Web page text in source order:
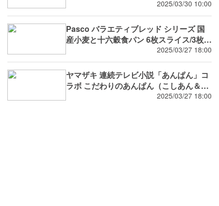
2025/03/30 10:00
Pasco バラエティブレッド シリーズ 国
産小麦と十六穀食パン 6枚スライス/3枚入
2025/03/27 18:00
ヤマザキ 連続テレビ小説「あんぱん」コ
ラボ こだわりのあんぱん（こしあん＆粒
あん）ぼうしパン 2品 4月新発売
2025/03/27 18:00